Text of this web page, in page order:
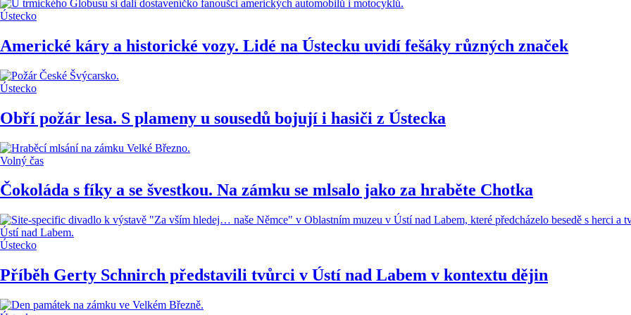
Ústecko
Americké káry a historické vozy. Lidé na Ústecku uvidí fešáky různých značek
Ústecko
Obří požár lesa. S plameny u sousedů bojují i hasiči z Ústecka
Volný čas
Čokoláda s fíky a se švestkou. Na zámku se mlsalo jako za hraběte Chotka
Ústecko
Příběh Gerty Schnirch představili tvůrci v Ústí nad Labem v kontextu dějin